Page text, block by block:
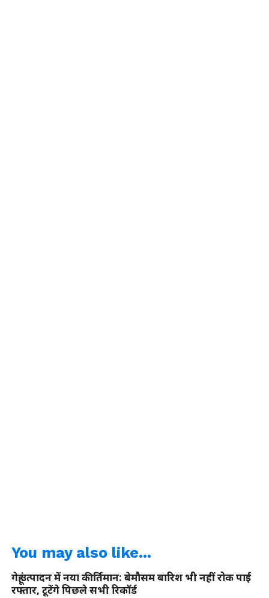
You may also like...
गेहूं उत्पादन में नया कीर्तिमान: बेमौसम बारिश भी नहीं रोक पाई
रफ्तार, टूटेंगे पिछले सभी रिकॉर्ड